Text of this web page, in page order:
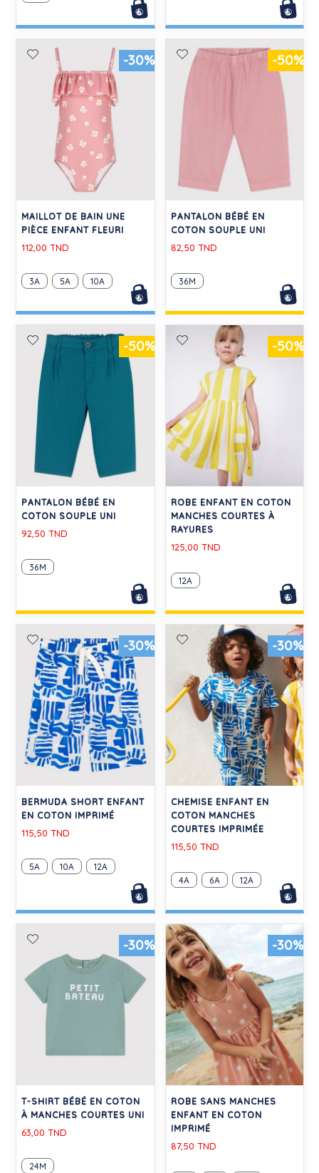
-30%
MAILLOT DE BAIN UNE
PIÈCE ENFANT FLEURI
112,00 TND
3A 5A 10A
-50%
PANTALON BÉBÉ EN
COTON SOUPLE UNI
82,50 TND
36M
-50%
PANTALON BÉBÉ EN
COTON SOUPLE UNI
92,50 TND
36M
-50%
ROBE ENFANT EN COTON
MANCHES COURTES À
RAYURES
125,00 TND
12A
-30%
BERMUDA SHORT ENFANT
EN COTON IMPRIMÉ
115,50 TND
5A 10A 12A
-30%
CHEMISE ENFANT EN
COTON MANCHES
COURTES IMPRIMÉE
115,50 TND
4A 6A 12A
-30%
T-SHIRT BÉBÉ EN COTON
À MANCHES COURTES UNI
63,00 TND
24M
-30%
ROBE SANS MANCHES
ENFANT EN COTON
IMPRIMÉ
87,50 TND